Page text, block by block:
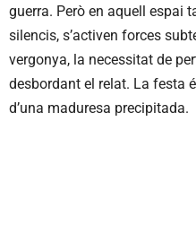
guerra. Però en aquell espai
silencis, s’activen forces
vergonya, la necessitat de
desbordant el relat. La festa
d’una maduresa precipitada.